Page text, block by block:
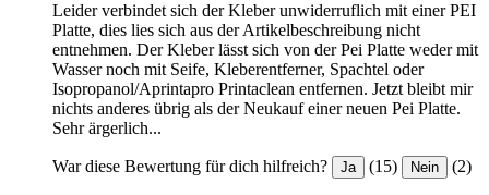
Leider verbindet sich der Kleber unwiderruflich mit einer PEI
Platte, dies lies sich aus der Artikelbeschreibung nicht
entnehmen. Der Kleber lässt sich von der Pei Platte weder mit
Wasser noch mit Seife, Kleberentferner, Spachtel oder
Isopropanol/Aprintapro Printaclean entfernen. Jetzt bleibt mir
nichts anderes übrig als der Neukauf einer neuen Pei Platte.
Sehr ärgerlich...
War diese Bewertung für dich hilfreich? Ja (15) Nein (2)